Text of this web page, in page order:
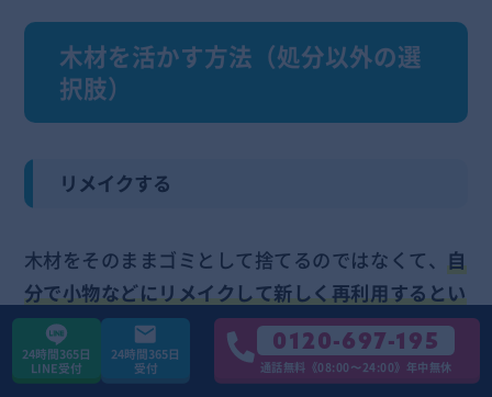
木材を活かす方法（処分以外の選
択肢）
リメイクする
木材をそのままゴミとして捨てるのではなくて、自
分で小物などにリメイクして新しく再利用するとい
う方法もあります。
スツールやサイドテーブル、飾り棚やラック、コー
24時間365日
LINE受付
24時間365日
受付
0120-697-195
通話無料《08:00〜24:00》年中無休